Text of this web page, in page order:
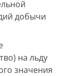
добычи
на льду
значения